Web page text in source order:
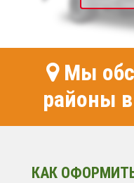
Мы
районы
КАК